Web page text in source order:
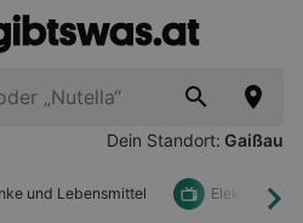
Dein Standort: Gaißau
und Lebensmittel Elektronik